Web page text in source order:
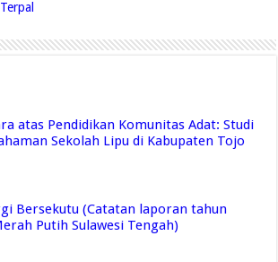
atas Pendidikan Komunitas Adat: Studi
Sekolah Lipu di Kabupaten Tojo
Bersekutu (Catatan laporan tahun
Putih Sulawesi Tengah)